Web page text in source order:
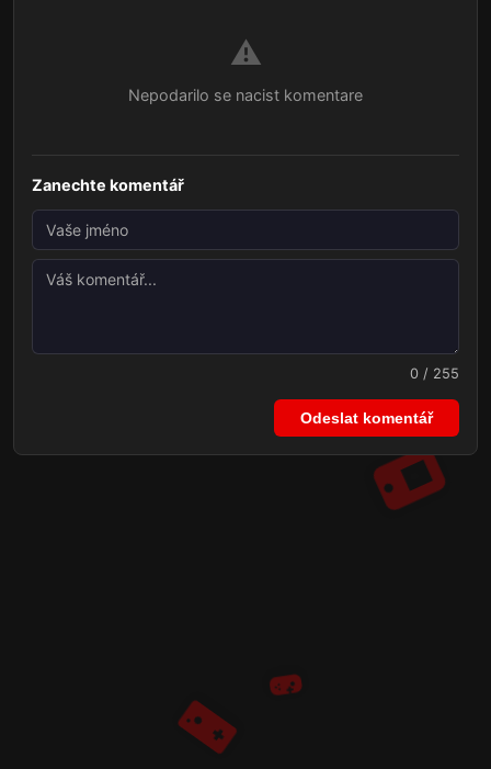
⚠️
Nepodarilo se nacist komentare
Zanechte komentář
0 / 255
Odeslat komentář